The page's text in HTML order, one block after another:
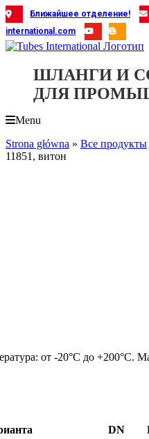
Skip
to
content
Ближайшее отделение!
international.com
ШЛАНГИ И
ДЛЯ
Menu
Strona główna » Все продукты
11851, витон
от -20°C до
DN